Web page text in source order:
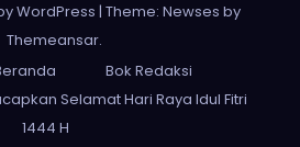
WordPress | Theme: Newses by
Themeansar.
Bok Redaksi
Selamat Hari Raya Idul Fitri
1444 H